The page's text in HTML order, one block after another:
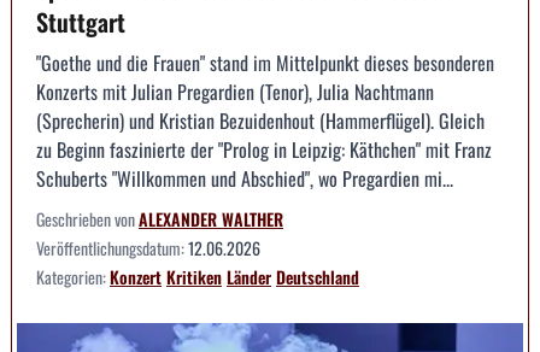
Stuttgart
"Goethe und die Frauen" stand im Mittelpunkt dieses besonderen
Konzerts mit Julian Pregardien (Tenor), Julia Nachtmann
(Sprecherin) und Kristian Bezuidenhout (Hammerflügel). Gleich
zu Beginn faszinierte der "Prolog in Leipzig: Käthchen" mit Franz
Schuberts "Willkommen und Abschied", wo Pregardien mi...
Geschrieben vonALEXANDER WALTHER
Veröffentlichungsdatum:12.06.2026
Kategorien:KonzertKritikenLänderDeutschland